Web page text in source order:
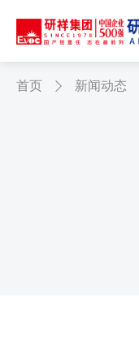
首页  新闻动态